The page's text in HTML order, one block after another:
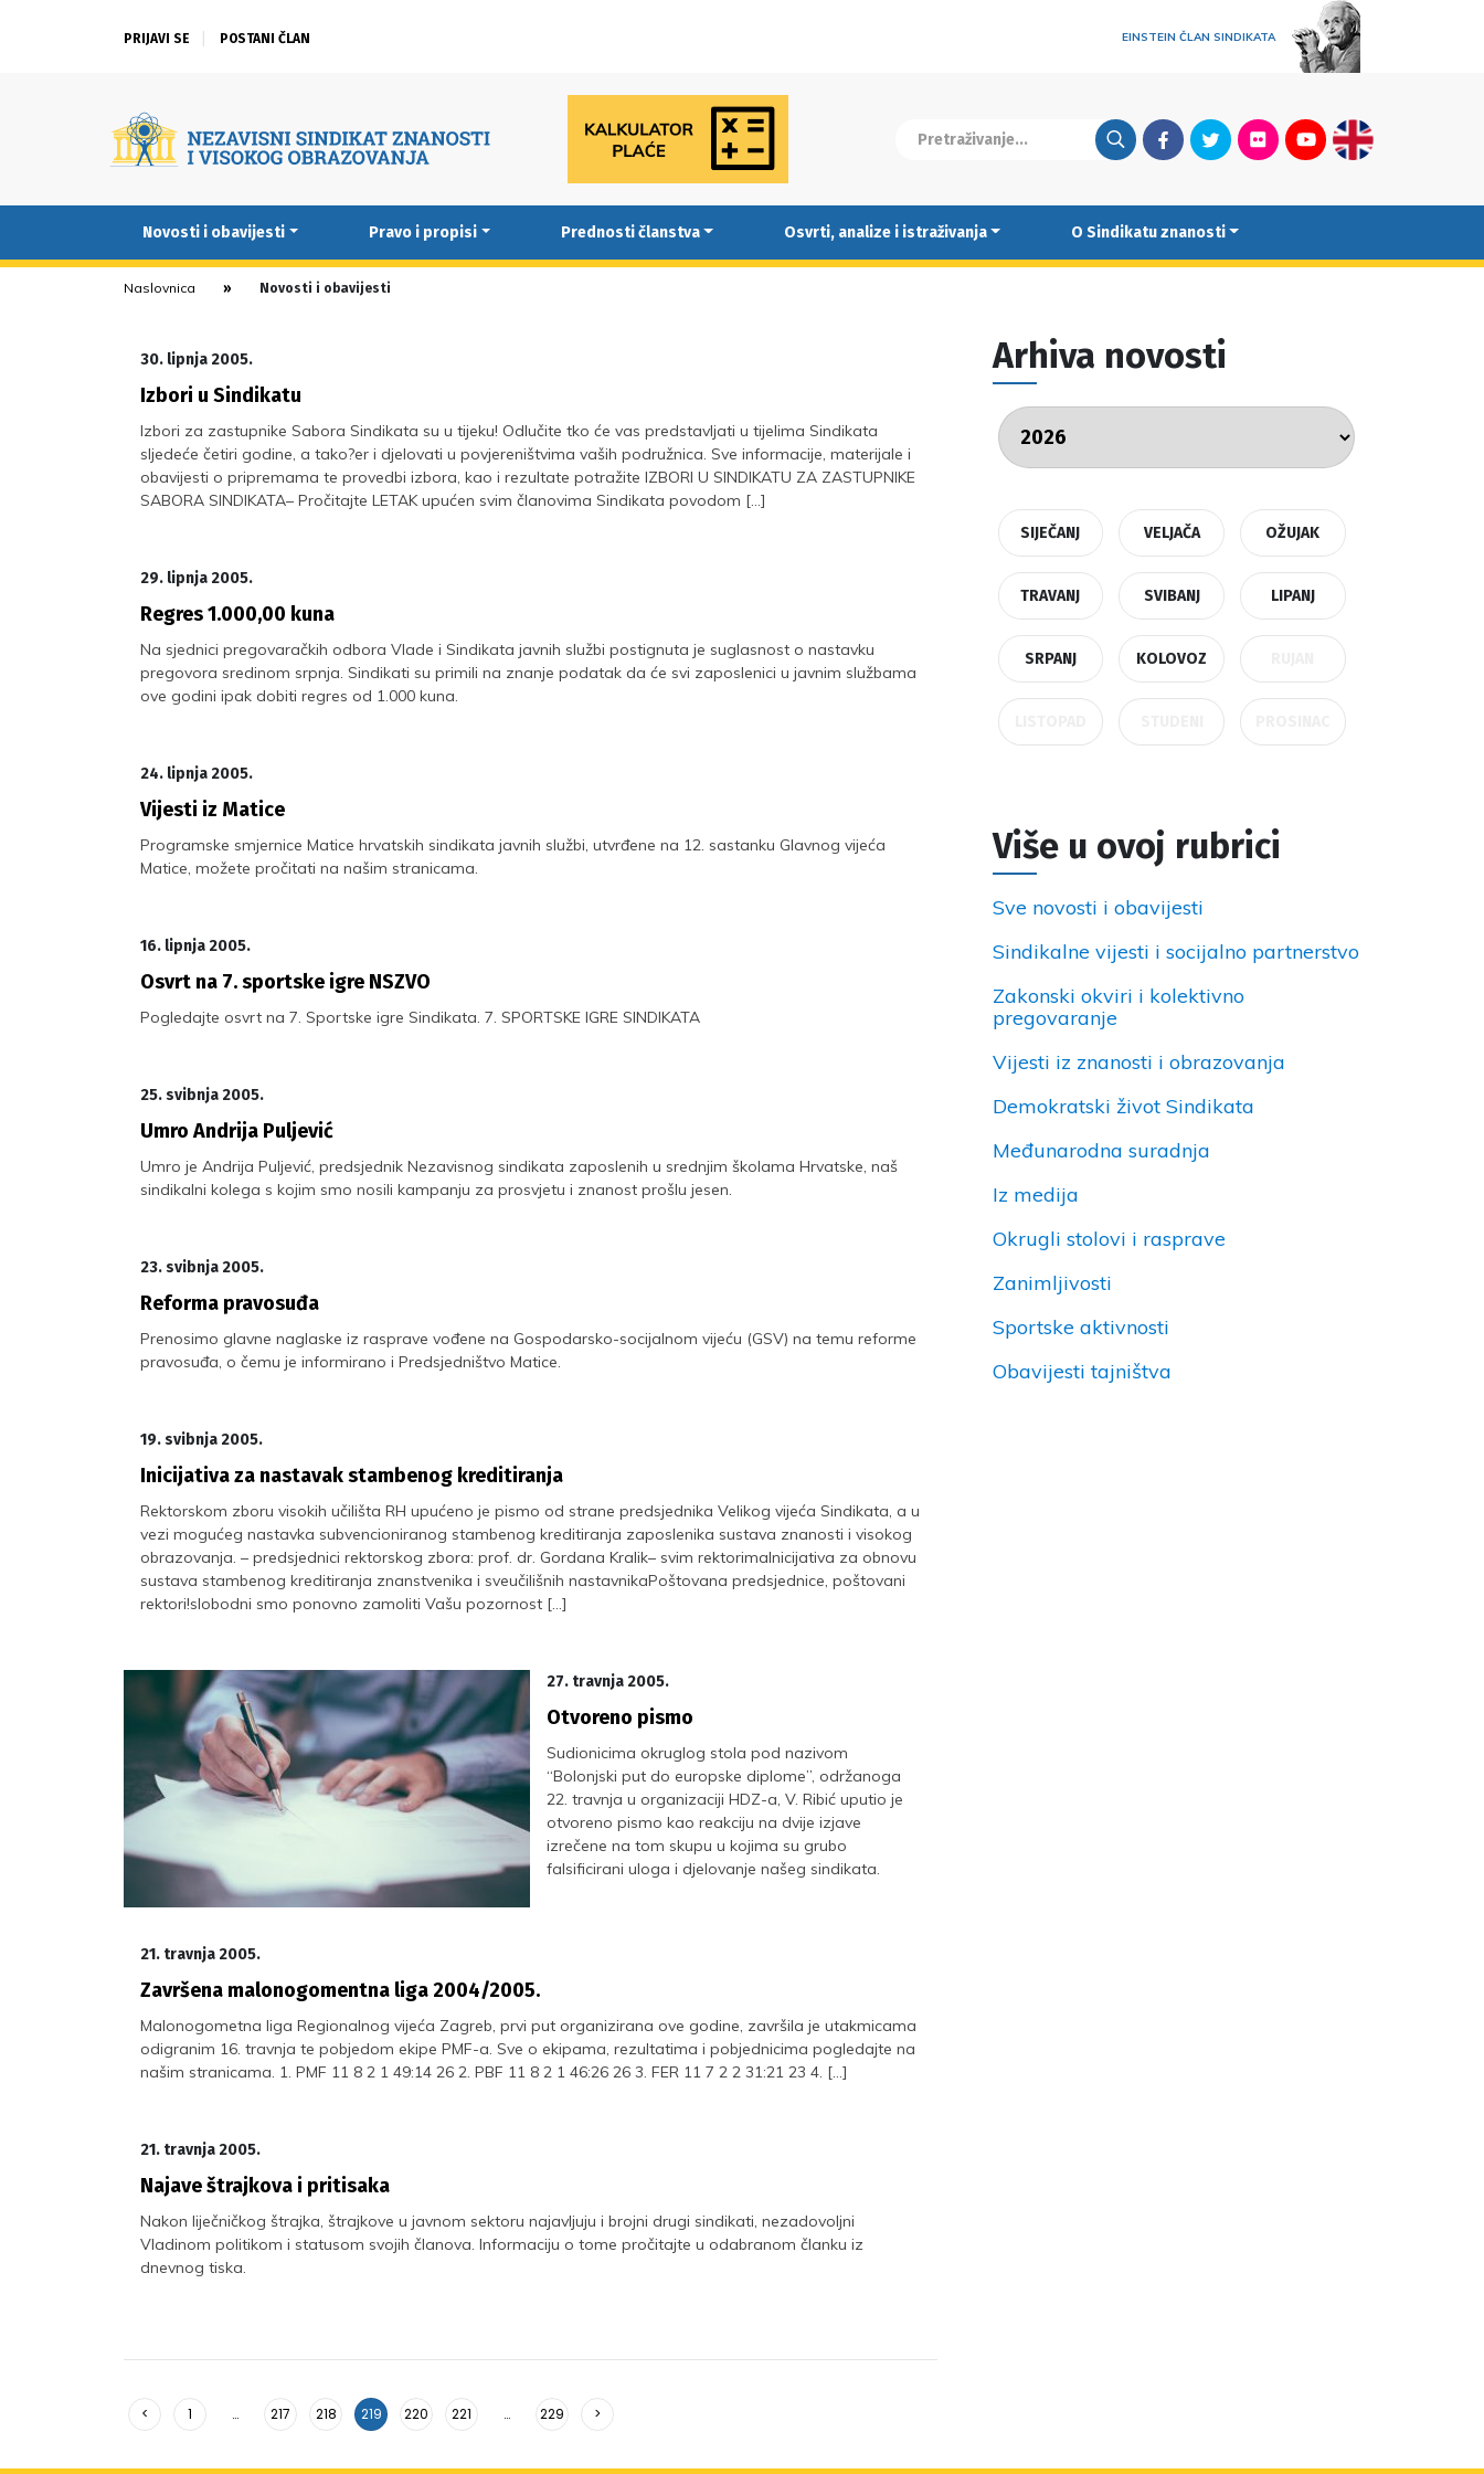
PRIJAVI SE POSTANI ČLAN EINSTEIN ČLAN SINDIKATA
FacebookTwitterFlickrYoutubeEnglish
Novosti i obavijesti Pravo i propisi Prednosti članstva Osvrti, analize i istraživanja O Sindikatu znanosti
Naslovnica Novosti i obavijesti
30. lipnja 2005.
Izbori u Sindikatu
Izbori za zastupnike Sabora Sindikata su u tijeku! Odlučite tko će vas predstavljati u tijelima Sindikata
sljedeće četiri godine, a tako?er i djelovati u povjereništvima vaših podružnica. Sve informacije, materijale i
obavijesti o pripremama te provedbi izbora, kao i rezultate potražite IZBORI U SINDIKATU ZA ZASTUPNIKE
SABORA SINDIKATA– Pročitajte LETAK upućen svim članovima Sindikata povodom […]
29. lipnja 2005.
Regres 1.000,00 kuna
Na sjednici pregovaračkih odbora Vlade i Sindikata javnih službi postignuta je suglasnost o nastavku
pregovora sredinom srpnja. Sindikati su primili na znanje podatak da će svi zaposlenici u javnim službama
ove godini ipak dobiti regres od 1.000 kuna.
24. lipnja 2005.
Vijesti iz Matice
Programske smjernice Matice hrvatskih sindikata javnih službi, utvrđene na 12. sastanku Glavnog vijeća
Matice, možete pročitati na našim stranicama.
16. lipnja 2005.
Osvrt na 7. sportske igre NSZVO
Pogledajte osvrt na 7. Sportske igre Sindikata. 7. SPORTSKE IGRE SINDIKATA
25. svibnja 2005.
Umro Andrija Puljević
Umro je Andrija Puljević, predsjednik Nezavisnog sindikata zaposlenih u srednjim školama Hrvatske, naš
sindikalni kolega s kojim smo nosili kampanju za prosvjetu i znanost prošlu jesen.
23. svibnja 2005.
Reforma pravosuđa
Prenosimo glavne naglaske iz rasprave vođene na Gospodarsko-socijalnom vijeću (GSV) na temu reforme
pravosuđa, o čemu je informirano i Predsjedništvo Matice.
19. svibnja 2005.
Inicijativa za nastavak stambenog kreditiranja
Rektorskom zboru visokih učilišta RH upućeno je pismo od strane predsjednika Velikog vijeća Sindikata, a u
vezi mogućeg nastavka subvencioniranog stambenog kreditiranja zaposlenika sustava znanosti i visokog
obrazovanja. – predsjednici rektorskog zbora: prof. dr. Gordana Kralik– svim rektorimaInicijativa za obnovu
sustava stambenog kreditiranja znanstvenika i sveučilišnih nastavnikaPoštovana predsjednice, poštovani
rektori!slobodni smo ponovno zamoliti Vašu pozornost […]
27. travnja 2005.
Otvoreno pismo
Sudionicima okruglog stola pod nazivom
“Bolonjski put do europske diplome”, održanoga
22. travnja u organizaciji HDZ-a, V. Ribić uputio je
otvoreno pismo kao reakciju na dvije izjave
izrečene na tom skupu u kojima su grubo
falsificirani uloga i djelovanje našeg sindikata.
21. travnja 2005.
Završena malonogomentna liga 2004/2005.
Malonogometna liga Regionalnog vijeća Zagreb, prvi put organizirana ove godine, završila je utakmicama
odigranim 16. travnja te pobjedom ekipe PMF-a. Sve o ekipama, rezultatima i pobjednicima pogledajte na
našim stranicama. 1. PMF 11 8 2 1 49:14 26 2. PBF 11 8 2 1 46:26 26 3. FER 11 7 2 2 31:21 23 4. […]
21. travnja 2005.
Najave štrajkova i pritisaka
Nakon liječničkog štrajka, štrajkove u javnom sektoru najavljuju i brojni drugi sindikati, nezadovoljni
Vladinom politikom i statusom svojih članova. Informaciju o tome pročitajte u odabranom članku iz
dnevnog tiska.
< 1 … 217 218 219 220 221 … 229 >
Arhiva novosti
SIJEČANJ VELJAČA OŽUJAK
TRAVANJ SVIBANJ LIPANJ
SRPANJ KOLOVOZ
Više u ovoj rubrici
Sve novosti i obavijesti
Sindikalne vijesti i socijalno partnerstvo
Zakonski okviri i kolektivno
pregovaranje
Vijesti iz znanosti i obrazovanja
Demokratski život Sindikata
Međunarodna suradnja
Iz medija
Okrugli stolovi i rasprave
Zanimljivosti
Sportske aktivnosti
Obavijesti tajništva